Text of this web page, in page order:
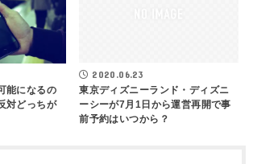
能になるの
対どっちが
2020.06.23
東京ディズニーランド・ディズニ
ーシーが7月1日から運営再開で事
前予約はいつから？